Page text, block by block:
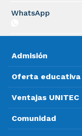
WhatsApp
Admisión
Oferta educativa
Ventajas UNITEC
Comunidad